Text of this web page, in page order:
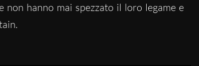
non hanno mai spezzato il loro legame e